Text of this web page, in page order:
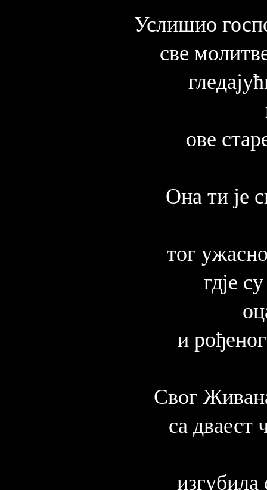
Услишио
све
ове
Она ти је
тог
гдје
и
Свог
са дваест
изгубила